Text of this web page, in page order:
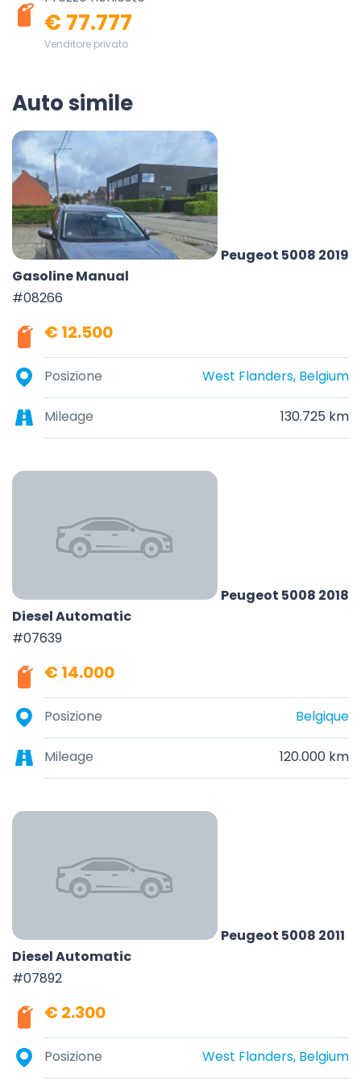
€ 77.777
Venditore privato
Auto simile
Peugeot 5008 2019
Gasoline Manual
#08266
€ 12.500
Posizione West Flanders, Belgium
Mileage 130.725 km
Peugeot 5008 2018
Diesel Automatic
#07639
€ 14.000
Posizione Belgique
Mileage 120.000 km
Peugeot 5008 2011
Diesel Automatic
#07892
€ 2.300
Posizione West Flanders, Belgium